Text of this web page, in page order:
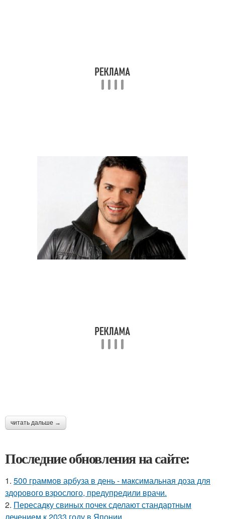
читать дальше →
Последние обновления на сайте:
1. 500 граммов арбуза в день - максимальная доза для
здорового взрослого, предупредили врачи.
2. Пересадку свиных почек сделают стандартным
лечением к 2033 году в Японии.